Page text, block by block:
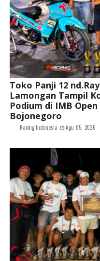
Toko Panji 12
Lamongan Tampil
Podium di IMB Open
Bojonegoro
Racing Indonesia Agu 05, 2026